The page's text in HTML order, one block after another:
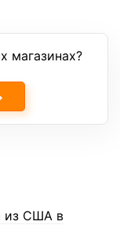
магазинах?
из США в